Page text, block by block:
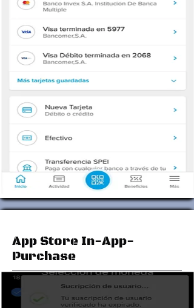
App Store In-App-
Purchase